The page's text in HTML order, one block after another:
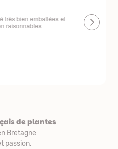
bien emballées et
Un site que
réserve. La
livraison
de plantes
Bretagne
passion.